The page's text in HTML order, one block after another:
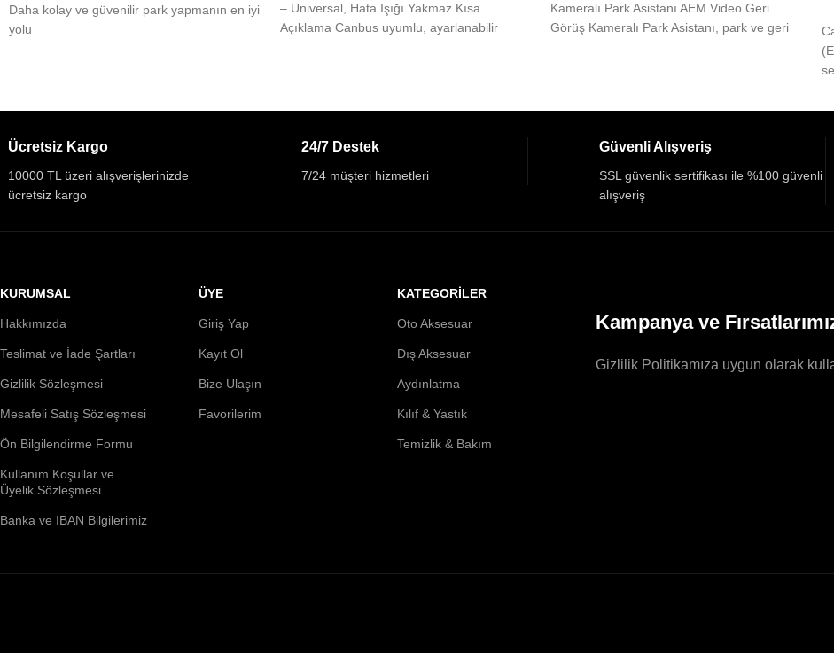
Daha kolay ve güvenilir park yapmanın en iyi
yolu
– Universal, Hata Işığı Yakmaz Kısa
Açıklama Canbus uyumlu, ayarlanabilir
Kameralı Park Asistanı AEM Video Geri
Görüş Kameralı Park Asistanı, park ve geri
Ücretsiz Kargo
10000 TL üzeri alışverişlerinizde
ücretsiz kargo
24/7 Destek
7/24 müşteri hizmetleri
Güvenli Alışveriş
SSL güvenlik sertifikası ile %100 güvenli
alışveriş
KURUMSAL
Hakkımızda
Teslimat ve İade Şartları
Gizlilik Sözleşmesi
Mesafeli Satış Sözleşmesi
Ön Bilgilendirme Formu
Kullanım Koşullar ve
Üyelik Sözleşmesi
Banka ve IBAN Bilgilerimiz
ÜYE
Giriş Yap
Kayıt Ol
Bize Ulaşın
Favorilerim
KATEGORİLER
Oto Aksesuar
Dış Aksesuar
Aydınlatma
Kılıf & Yastık
Temizlik & Bakım
Kampanya ve
Gizlilik Politikamıza uygun olarak